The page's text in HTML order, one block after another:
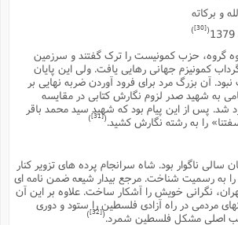
و برکاته
(
[30]
)
گروه، حزب کمونیست را ترک گفتند و سرزمین
کمونیزم جهانى رهایى یافت. ولى این پایان
آن بزرگ مرد براى فرود آوردن ضربه نهایى بر
به شهید صدر لزوم نگارش کتابى در مقایسه
شد. پس از این پیام بود که شهید سید محمد باقر
را به رشته نگارش کشید. [31]
)
سالى ناگوار بود. شاه سرانجام پرده هاى تزویر کنار
به رسمیت شناخت. مرجع بیدار شیعه ضمن نامه اى
نگرانى خویش را آشکار ساخت. علاوه بر این آن
مردمى در راه آزادى فلسطین را ستود و دورى
اصلى مشکل فلسطین شمرد.(
[32]
)